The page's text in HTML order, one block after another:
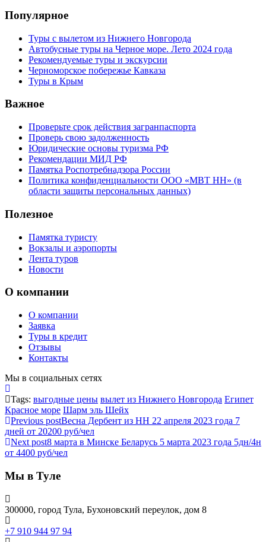
Популярное
Туры с вылетом из Нижнего Новгорода
Автобусные туры на Черное море. Лето 2024 года
Рекомендуемые туры и экскурсии
Черноморское побережье Кавказа
Туры в Крым
Важное
Проверьте срок действия загранпаспорта
Проверь свою задолженность
Юридические основы туризма РФ
Рекомендации МИД РФ
Памятка Роспотребнадзора России
Политика конфиденциальности ООО «МВТ НН» (в
области защиты персональных данных)
Полезное
Памятка туристу
Вокзалы и аэропорты
Лента туров
Новости
О компании
О компании
Заявка
Туры в кредит
Отзывы
Контакты
Мы в социальных сетях
Tags: выгодные цены вылет из Нижнего Новгорода Египет
Красное море Шарм эль Шейх
Previous postВесна Дербент из НН 22 апреля 2023 года 7
дней от 20200 руб/чел
Next post8 марта в Минске Беларусь 5 марта 2023 года 5дн/4н
от 4400 руб/чел
Мы в Туле
300000, город Тула, Бухоновский переулок, дом 8
+7 910 944 97 94